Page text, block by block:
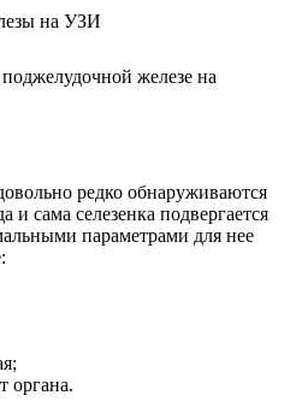
железе на
редко обнаруживаются
и сама селезенка подвергается
параметрами для нее
органа.